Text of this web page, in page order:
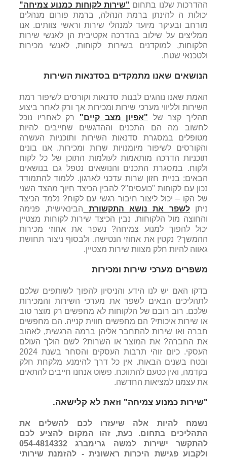
ההדרכות שלנו בתחום "שירות לקוחות כמנוע צמיחה"
יכולות ה להינתן ברמת הנהלה, ברמת פורום מנהלים
מורחב ובעיקר מיועד למנהלי שירות וראשי צוותים. אנו
ממליצים על שילוב בהדרכה אקטיבית הן לאנשי שירות
הלקוחות, למוקדנים בשירות לקוחות, לאנשי מכירות
ולטכנאי שטח.
הנושאים שאנו מתמקדים בסדנאות השירות
האמת שאנו נוהגים לבנות סדנאות וקורסים לשיפור רמת
השירות ולליווי מערכי שירות ומכירות אך ורק לאחר ביצוע
תהליך קצר של
"אפיון מצב קיים"
רק לאחריו נוכל
לחשוב מה הם התכנים וההדגשים שחייבים להיות
מטופלים במסגרת סדנאות השירות ותוכניות העשרה
והקורסים לשיפור מיומנויות שרות ומכירות. אנו בונים
תוכניות הדרכה מותאמות לעולמות התוכן של כל לקוח
ולקוח. במסגרת התכנים והנושאים נטפל גם בנושאים
הבאים: בניית חזון שרות עדכני לארגון. ללמוד להתמודד
נכון עם לקוחות "כועסים"? להבין הכיצד חיוך מהצד השני
של הקו – יכול ליצור חיבור רגשי עם לקוח? נלמד הכיצד
ניתןלשפר את נושא התקשורת
הבינאישית, פנימה
והחוצה מול הלקוחות. נבין הכיצד שירות לקוחות מצטיין
יכול להפוך למנוע צמיחה? נשפר את אחוזי מכירות
ההמשך? נקטין את אחוזי הנטישה. ולבסוף ניצור תחושת
גאווה להיות חלק מצוות שירות מצטיין.
משפרים מערכי שירות ומכירות
בדקו האם יש לנו הידע והניסיון להפוך לשותפים שלכם
לתהליכים הבאים לשפר את מערכי השירות והמכירות
שלכם. רוב רובם של הלקוחות לא מחפשים רק מוצר טוב
או שירות איכותי? הם מחפשים חווית קנייה. הם מחפשים
חברה ואו שירות להתחבר אליהן ברמה הרגשית, לאהוב
את החברה? את המוצר או השרות? לשם הולך העולם
העסקי. כיום זוהי תרבות העסקים והסחר בשנת 2024
ובטח בשנים הבאות. אין כל דרך להימנע מלקחת חלק
בקדמה, ואין כטעם להתווכח. פשוט אנחנו חייבים להתאים
את עצמנו למציאות החדשה.
"שירות כמנוע צמיחה" וזאת לא קלישאה.
נשמח להיות אלה שיעזרו לכם להשלים את
התהליכים בתחום. כעת, זהו המקום להציע לכם
להתקשר ישירות למשה גרימברג 054-4814332
ולקבוע פגישת היכרות ראשונית - להזמנת שירותי